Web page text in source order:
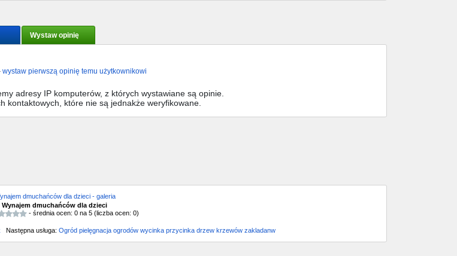
Wystaw opinię
wystaw pierwszą opinię temu użytkownikowi
adresy IP komputerów, z których wystawiane są opinie.
kontaktowych, które nie są jednakże weryfikowane.
dmuchańców dla dzieci - galeria
Wynajem dmuchańców dla dzieci
- średnia ocen: 0 na 5 (liczba ocen: 0)
Następna usługa: Ogród pielęgnacja ogrodów wycinka przycinka drzew krzewów zakladanw